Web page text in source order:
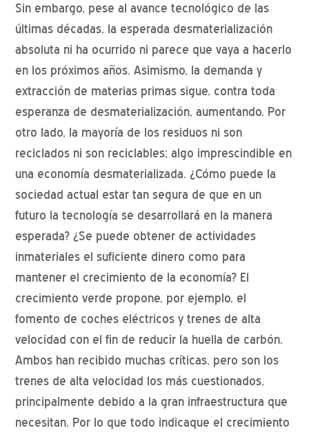
Sin embargo, pese al avance tecnológico de las
últimas décadas, la esperada desmaterialización
absoluta ni ha ocurrido ni parece que vaya a hacerlo
en los próximos años. Asimismo, la demanda y
extracción de materias primas sigue, contra toda
esperanza de desmaterialización, aumentando. Por
otro lado, la mayoría de los residuos ni son
reciclados ni son reciclables; algo imprescindible en
una economía desmaterializada. ¿Cómo puede la
sociedad actual estar tan segura de que en un
futuro la tecnología se desarrollará en la manera
esperada? ¿Se puede obtener de actividades
inmateriales el suficiente dinero como para
mantener el crecimiento de la economía? El
crecimiento verde propone, por ejemplo, el
fomento de coches eléctricos y trenes de alta
velocidad con el fin de reducir la huella de carbón.
Ambos han recibido muchas críticas, pero son los
trenes de alta velocidad los más cuestionados,
principalmente debido a la gran infraestructura que
necesitan. Por lo que todo indicaque el crecimiento